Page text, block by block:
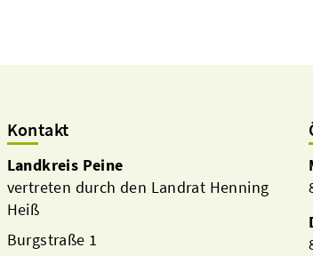
Kontakt
Landkreis Peine
vertreten durch den Landrat Henning
Heiß
Burgstraße 1